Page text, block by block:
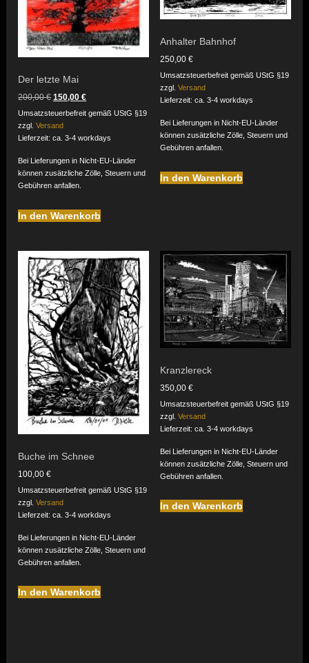
Der letzte Mai
200,00€ Ursprünglicher
war:
200,00 €
150,00€Aktueller
ist:
Umsatzsteuerbefreit gemäß UStG §19
zzgl.Versand
Lieferzeit: ca. 3-4 workdays
Bei Lieferungen in Nicht-EU-Länder
können zusätzliche Zölle, Steuern und
Gebühren anfallen.
In den Warenkorb
Anhalter Bahnhof
250,00 €
Umsatzsteuerbefreit gemäß UStG §19
zzgl. Versand
Lieferzeit: ca. 3-4 workdays
Bei Lieferungen in Nicht-EU-Länder
können zusätzliche Zölle, Steuern und
Gebühren anfallen.
In den Warenkorb
Buche im Schnee
100,00€
Umsatzsteuerbefreit gemäß UStG §19
zzgl.Versand
Lieferzeit: ca. 3-4 workdays
Bei Lieferungen in Nicht-EU-Länder
können zusätzliche Zölle, Steuern und
Gebühren anfallen.
In den Warenkorb
Kranzlereck
350,00 €
Umsatzsteuerbefreit gemäß UStG §19
zzgl. Versand
Lieferzeit: ca. 3-4 workdays
Bei Lieferungen in Nicht-EU-Länder
können zusätzliche Zölle, Steuern und
Gebühren anfallen.
In den Warenkorb